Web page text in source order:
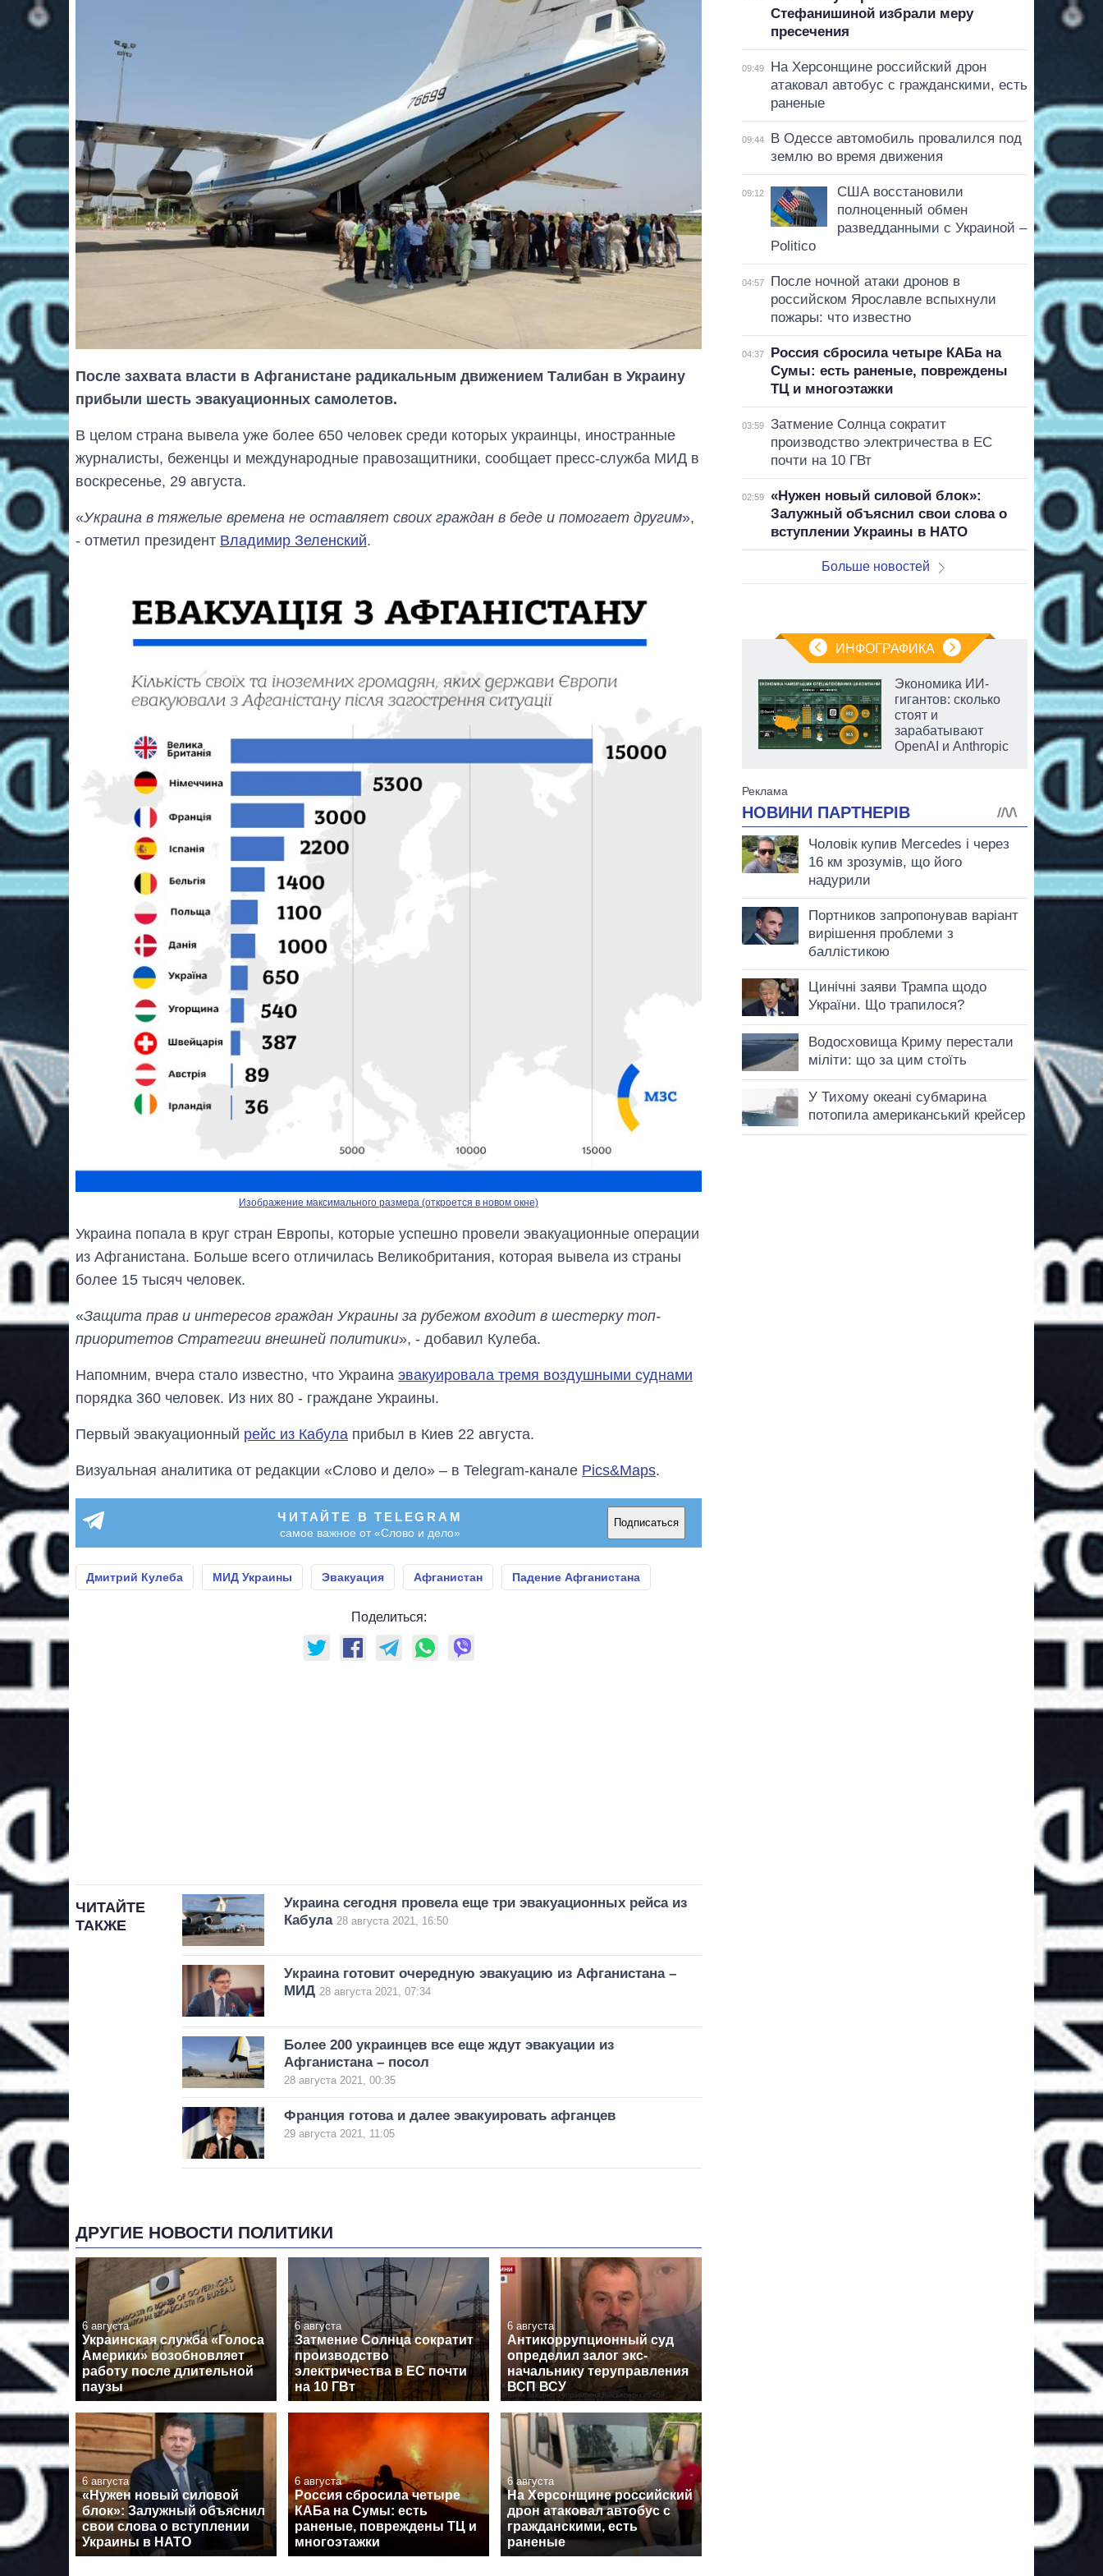
После захвата власти в Афганистане радикальным движением Талибан в Украину
прибыли шесть эвакуационных самолетов.
В целом страна вывела уже более 650 человек среди которых украинцы, иностранные
журналисты, беженцы и международные правозащитники, сообщает пресс-служба МИД в
воскресенье, 29 августа.
«Украина в тяжелые времена не оставляет своих граждан в беде и помогает другим»,
- отметил президент Владимир Зеленский.
Изображение максимального размера (откроется в новом окне)
Украина попала в круг стран Европы, которые успешно провели эвакуационные операции
из Афганистана. Больше всего отличилась Великобритания, которая вывела из страны
более 15 тысяч человек.
«Защита прав и интересов граждан Украины за рубежом входит в шестерку топ-
приоритетов Стратегии внешней политики», - добавил Кулеба.
Напомним, вчера стало известно, что Украина эвакуировала тремя воздушными суднами
порядка 360 человек. Из них 80 - граждане Украины.
Первый эвакуационный рейс из Кабула прибыл в Киев 22 августа.
Визуальная аналитика от редакции «Слово и дело» – в Telegram-канале Pics&Maps.
ЧИТАЙТЕ В TELEGRAM
самое важное от «Слово и дело»
Подписаться
Дмитрий Кулеба МИД Украины Эвакуация Афганистан Падение Афганистана
Поделиться:
ЧИТАЙТЕ
ТАКЖЕ
Украина сегодня провела еще три эвакуационных рейса из
Кабула 28 августа 2021, 16:50
Украина готовит очередную эвакуацию из Афганистана –
МИД 28 августа 2021, 07:34
Более 200 украинцев все еще ждут эвакуации из
Афганистана – посол
28 августа 2021, 00:35
Франция готова и далее эвакуировать афганцев
29 августа 2021, 11:05
ДРУГИЕ НОВОСТИ ПОЛИТИКИ
6 августа
Украинская служба «Голоса
Америки» возобновляет
работу после длительной
паузы
6 августа
Затмение Солнца сократит
производство
электричества в ЕС почти
на 10 ГВт
6 августа
Антикоррупционный суд
определил залог экс-
начальнику теруправления
ВСП ВСУ
6 августа
«Нужен новый силовой
блок»: Залужный объяснил
свои слова о вступлении
Украины в НАТО
6 августа
Россия сбросила четыре
КАБа на Сумы: есть
раненые, повреждены ТЦ и
многоэтажки
6 августа
На Херсонщине российский
дрон атаковал автобус с
гражданскими, есть
раненые
Стефанишиной избрали меру
пресечения
09:49
На Херсонщине российский дрон
атаковал автобус с гражданскими, есть
раненые
09:44
В Одессе автомобиль провалился под
землю во время движения
09:12
США восстановили
полноценный обмен
разведданными с Украиной –
Politico
04:57
После ночной атаки дронов в
российском Ярославле вспыхнули
пожары: что известно
04:37
Россия сбросила четыре КАБа на
Сумы: есть раненые, повреждены
ТЦ и многоэтажки
03:59
Затмение Солнца сократит
производство электричества в ЕС
почти на 10 ГВт
02:59
«Нужен новый силовой блок»:
Залужный объяснил свои слова о
вступлении Украины в НАТО
Больше новостей
ИНФОГРАФИКА
Экспорт оружия:
Украина за годы
независимости
Экономика ИИ-
гигантов: сколько
стоят и
зарабатывают
OpenAI и Anthropic